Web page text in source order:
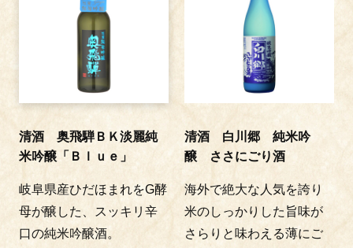
清酒 奥飛騨ＢＫ淡麗純
米吟醸「Ｂｌｕｅ」
岐阜県産ひだほまれをG酵
母が醸した、スッキリ辛
口の純米吟醸酒。
清酒 白川郷 純米吟
醸 ささにごり酒
海外で絶大な人気を誇り
米のしっかりした旨味が
さらりと味わえる薄にご